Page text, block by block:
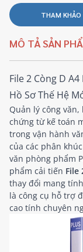
THAM KHẢO
MÔ TẢ SẢN
File 2 Còng D
Hồ Sơ Thế Hệ
Quản lý công
chứng từ kế toán
trong vận hành
của các phân
văn phòng phẩm
phẩm cải tiến File
thay đổi mang
là công cụ hỗ trợ
cao tính chuyên